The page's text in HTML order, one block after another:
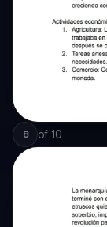
8 of 10